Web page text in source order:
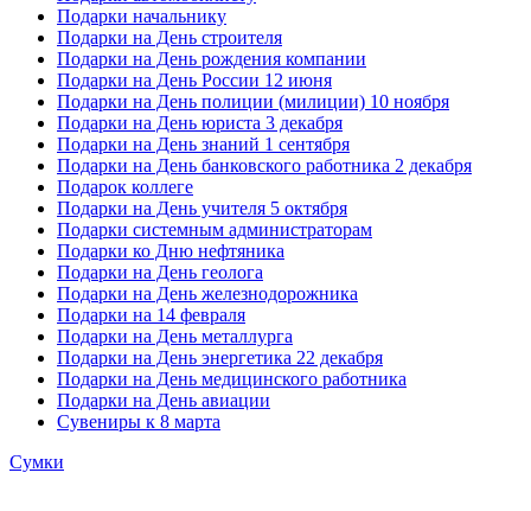
Подарки начальнику
Подарки на День строителя
Подарки на День рождения компании
Подарки на День России 12 июня
Подарки на День полиции (милиции) 10 ноября
Подарки на День юриста 3 декабря
Подарки на День знаний 1 сентября
Подарки на День банковского работника 2 декабря
Подарок коллеге
Подарки на День учителя 5 октября
Подарки системным администраторам
Подарки ко Дню нефтяника
Подарки на День геолога
Подарки на День железнодорожника
Подарки на 14 февраля
Подарки на День металлурга
Подарки на День энергетика 22 декабря
Подарки на День медицинского работника
Подарки на День авиации
Сувениры к 8 марта
Сумки